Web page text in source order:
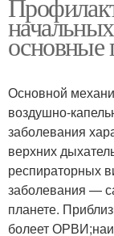
Основной
воздушно-
заболевания
верхних
респираторных
заболевания —
планете.
болеет